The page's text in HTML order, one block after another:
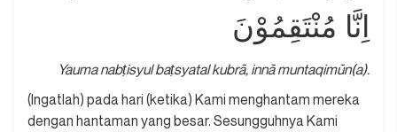
اِنَّا مُنْتَقِمُوْنَ
Yauma nabṭisyul baṭsyatal kubrā, innā muntaqimūn(a).
(Ingatlah) pada hari (ketika) Kami menghantam mereka
dengan hantaman yang besar. Sesungguhnya Kami